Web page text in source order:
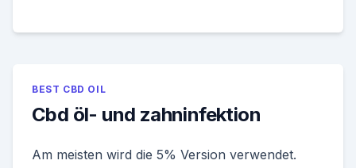
BEST CBD OIL
Cbd öl- und zahninfektion
Am meisten wird die 5% Version verwendet.